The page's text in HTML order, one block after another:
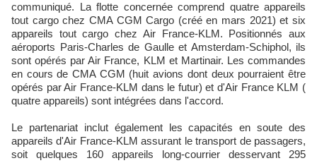
communiqué. La flotte concernée comprend quatre appareils
tout cargo chez CMA CGM Cargo (créé en mars 2021) et six
appareils tout cargo chez Air France-KLM. Positionnés aux
aéroports Paris-Charles de Gaulle et Amsterdam-Schiphol, ils
sont opérés par Air France, KLM et Martinair. Les commandes
en cours de CMA CGM (huit avions dont deux pourraient être
opérés par Air France-KLM dans le futur) et d'Air France KLM (
quatre appareils) sont intégrées dans l'accord.
Le partenariat inclut également les capacités en soute des
appareils d'Air France-KLM assurant le transport de passagers,
soit quelques 160 appareils long-courrier desservant 295